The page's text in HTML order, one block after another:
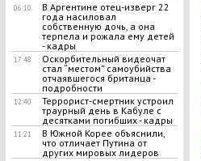
06:10
В Аргентине отец-изверг 22
года насиловал
собственную дочь, а она
терпела и рожала ему детей
- кадры
17:48
Оскорбительный видеочат
стал “местом” самоубийства
отчаявшегося британца -
подробности
12:40
Террорист-смертник устроил
траурный день в Кабуле с
десятками погибших - кадры
11:21
В Южной Корее объяснили,
что отличает Путина от
других мировых лидеров